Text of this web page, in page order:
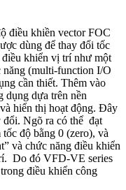
điều khiền vector FOC
dùng để thay đổi tốc
khiển vị trí như một
năng (multi-function I/O
cần thiết. Thêm vào
dụng dựa trên nền
hiển thị hoạt động. Đây
đổi. Ngõ ra có thể đạt
độ bằng 0 (zero), và
và chức năng điều khiển
Do đó VFD-VE series
điều khiển công